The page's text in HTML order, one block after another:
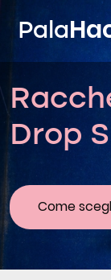
Pala
Blog
Drop
Come